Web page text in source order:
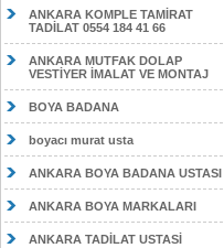
ANKARA KOMPLE TAMİRAT
TADİLAT 0554 184 41 66
ANKARA MUTFAK DOLAP
VESTİYER İMALAT VE MONTAJ
BOYA BADANA
boyacı murat usta
ANKARA BOYA BADANA USTASI
ANKARA BOYA MARKALARI
ANKARA TADİLAT USTASİ